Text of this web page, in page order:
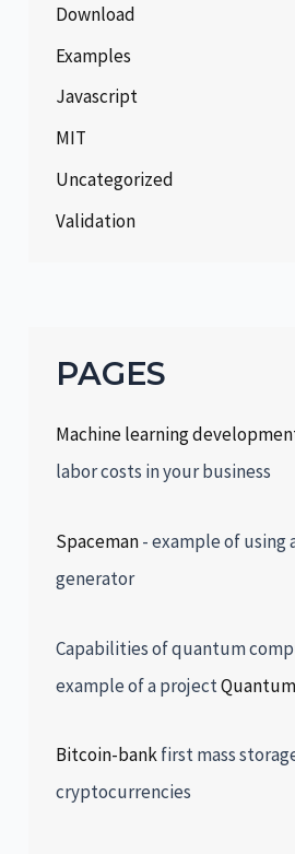
Download
Examples
Javascript
MIT
Uncategorized
Validation
PAGES
Machine learning
labor costs in your business
Spaceman- example of using
generator
Capabilities of quantum
example of a project
Bitcoin-bankfirst mass
cryptocurrencies